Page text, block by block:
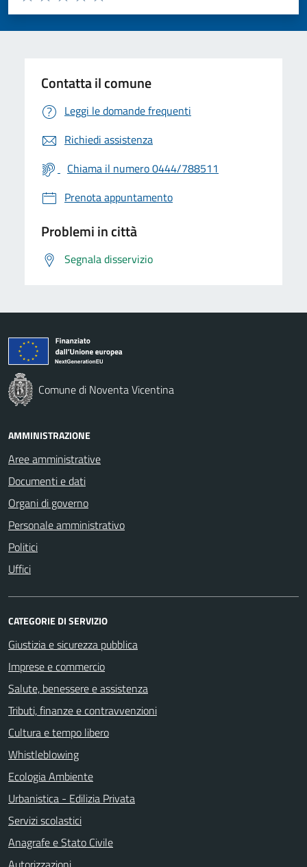
Valuta 5 stelle su 5
Valuta 4 stelle su 5
Valuta 3 stelle su 5
Valuta 2 stelle su 5
Valuta 1 stelle su 5
Contatta il comune
Leggi le domande frequenti
Richiedi assistenza
Chiama il numero 0444/788511
Prenota appuntamento
Problemi in città
Segnala disservizio
Comune di Noventa Vicentina
AMMINISTRAZIONE
Aree amministrative
Documenti e dati
Organi di governo
Personale amministrativo
Politici
Uffici
CATEGORIE DI SERVIZIO
Giustizia e sicurezza pubblica
Imprese e commercio
Salute, benessere e assistenza
Tributi, finanze e contravvenzioni
Cultura e tempo libero
Whistleblowing
Ecologia Ambiente
Urbanistica - Edilizia Privata
Servizi scolastici
Anagrafe e Stato Civile